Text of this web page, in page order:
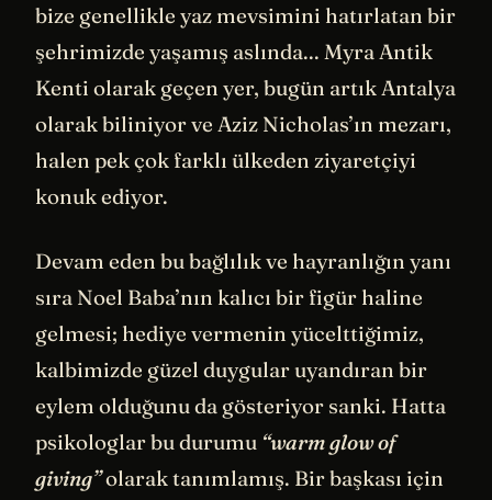
bize genellikle yaz mevsimini hatırlatan bir
şehrimizde yaşamış aslında... Myra Antik
Kenti olarak geçen yer, bugün artık Antalya
olarak biliniyor ve Aziz Nicholas’ın mezarı,
halen pek çok farklı ülkeden ziyaretçiyi
konuk ediyor.
Devam eden bu bağlılık ve hayranlığın yanı
sıra Noel Baba’nın kalıcı bir figür haline
gelmesi; hediye vermenin yücelttiğimiz,
kalbimizde güzel duygular uyandıran bir
eylem olduğunu da gösteriyor sanki. Hatta
psikologlar bu durumu “warm glow of
giving”olarak tanımlamış. Bir başkası için